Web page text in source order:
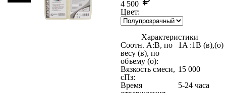
4 500
Цвет:
Характеристики
Соотн. A:B, по
весу (в), по
объему (о):
1A :1B (в),(о)
Вязкость смеси,
сПз:
15 000
Время
5-24 часа